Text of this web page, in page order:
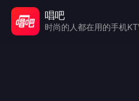
唱吧
时尚的人都在用的手机